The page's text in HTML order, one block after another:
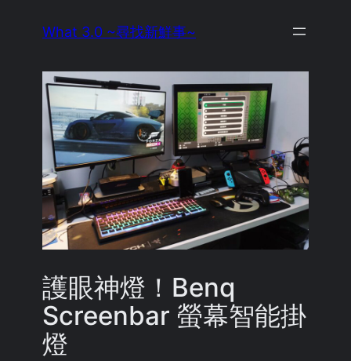
What 3.0 ~尋找新鮮事~
護眼神燈！Benq
Screenbar 螢幕智能掛
燈